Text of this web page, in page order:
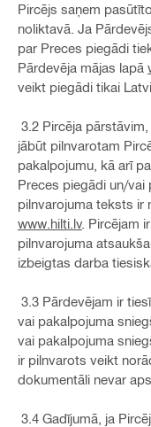
Pircējs saņem
noliktavā. Ja
par Preces piegādi
Pārdevēja mājas lapā
veikt piegādi tikai
3.2 Pircēja
jābūt pilnvarotam
pakalpojumu, kā arī
Preces piegādi un/vai
pilnvarojuma teksts ir
www.hilti.lv . Pircējam
pilnvarojuma
izbeigtas darba
3.3 Pārdevējam ir
vai pakalpojuma
vai pakalpojuma
ir pilnvarots veikt
dokumentāli nevar
3.4 Gadījumā, ja